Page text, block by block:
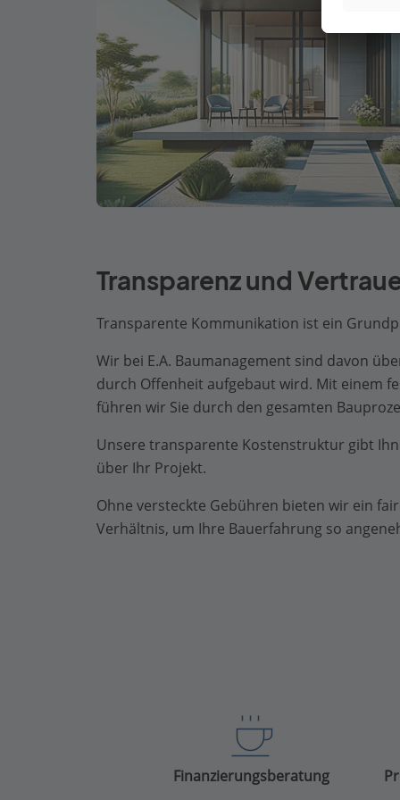
Transparenz und
Transparente Kommunikation ist ein
Wir bei E.A. Baumanagement sind davon
durch Offenheit aufgebaut wird. Mit einem
führen wir Sie durch den gesamten
Unsere transparente Kostenstruktur gibt
über Ihr Projekt.
Ohne versteckte Gebühren bieten wir ein
Verhältnis, um Ihre Bauerfahrung so
Finanzierungsberatung